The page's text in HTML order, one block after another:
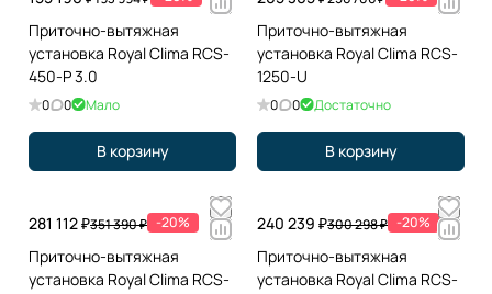
Приточно-вытяжная
установка Royal Clima RCS-
450-P 3.0
0 0 Мало
В корзину
Приточно-вытяжная
установка Royal Clima RCS-
1250-U
0 0 Достаточно
В корзину
281 112 ₽351 390 ₽ -20%
Приточно-вытяжная
установка Royal Clima RCS-
240 239 ₽300 298 ₽ -20%
Приточно-вытяжная
установка Royal Clima RCS-